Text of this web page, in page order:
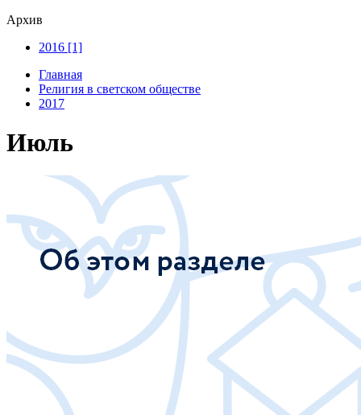
Архив
2016 [1]
Главная
Религия в светском обществе
2017
Июль